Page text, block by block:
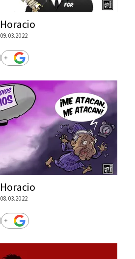
Horacio
09.03.2022
Horacio
08.03.2022